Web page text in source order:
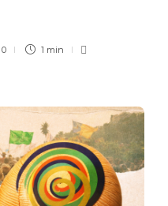
0 1 min